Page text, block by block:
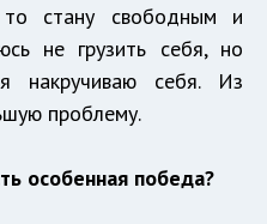
то стану свободным и
не грузить себя, но
накручиваю себя. Из
проблему.
особенная победа?